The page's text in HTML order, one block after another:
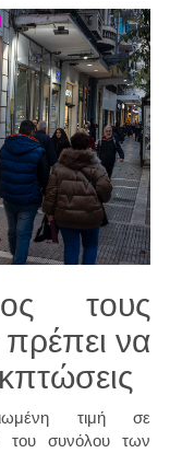
τους
να
τιμή σε
του συνόλου των